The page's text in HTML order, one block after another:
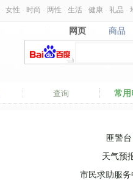
女性 时尚 两性 生活 健康 礼品
网页
网页 商品
商品
查询 常
匪警
天气预
市民求助服